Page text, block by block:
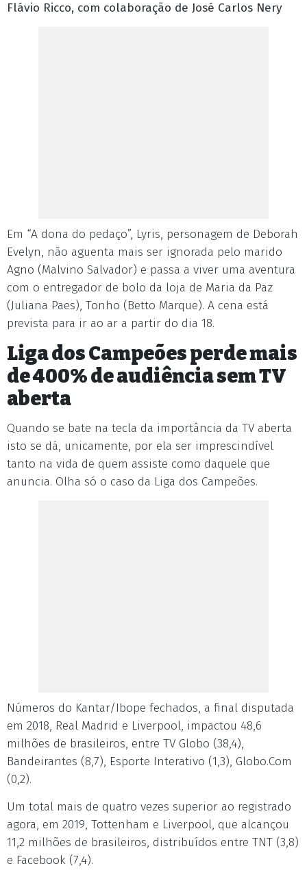
Flávio Ricco, com colaboração de José Carlos Nery
Em “A dona do pedaço”, Lyris, personagem de Deborah
Evelyn, não aguenta mais ser ignorada pelo marido
Agno (Malvino Salvador) e passa a viver uma aventura
com o entregador de bolo da loja de Maria da Paz
(Juliana Paes), Tonho (Betto Marque). A cena está
prevista para ir ao ar a partir do dia 18.
Liga dos Campeões perde mais
de 400% de audiência sem TV
aberta
Quando se bate na tecla da importância da TV aberta
isto se dá, unicamente, por ela ser imprescindível
tanto na vida de quem assiste como daquele que
anuncia. Olha só o caso da Liga dos Campeões.
Números do Kantar/Ibope fechados, a final disputada
em 2018, Real Madrid e Liverpool, impactou 48,6
milhões de brasileiros, entre TV Globo (38,4),
Bandeirantes (8,7), Esporte Interativo (1,3), Globo.Com
(0,2).
Um total mais de quatro vezes superior ao registrado
agora, em 2019, Tottenham e Liverpool, que alcançou
11,2 milhões de brasileiros, distribuídos entre TNT (3,8)
e Facebook (7,4).